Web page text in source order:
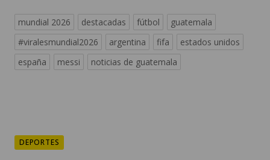
mundial 2026 destacadas fútbol
guatemala
#viralesmundial2026
argentina fifa
estados unidos
españa
messi noticias de guatemala
DEPORTES